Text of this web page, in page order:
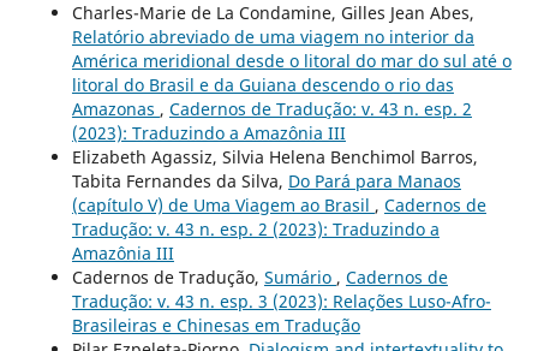
Charles-Marie de La Condamine, Gilles Jean Abes,
Relatório abreviado de uma viagem no interior da
América meridional desde o litoral do mar do sul até o
litoral do Brasil e da Guiana descendo o rio das
Amazonas , Cadernos de Tradução: v. 43 n. esp. 2
(2023): Traduzindo a Amazônia III
Elizabeth Agassiz, Silvia Helena Benchimol Barros,
Tabita Fernandes da Silva, Do Pará para Manaos
(capítulo V) de Uma Viagem ao Brasil , Cadernos de
Tradução: v. 43 n. esp. 2 (2023): Traduzindo a
Amazônia III
Cadernos de Tradução, Sumário , Cadernos de
Tradução: v. 43 n. esp. 3 (2023): Relações Luso-Afro-
Brasileiras e Chinesas em Tradução